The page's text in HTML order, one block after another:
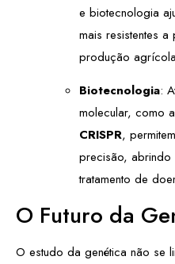
e biotecnologia
mais resistentes
produção
Biotecnologia:
molecular, como a
CRISPR,
precisão,
tratamento de
O Futuro da
O estudo da genética não se